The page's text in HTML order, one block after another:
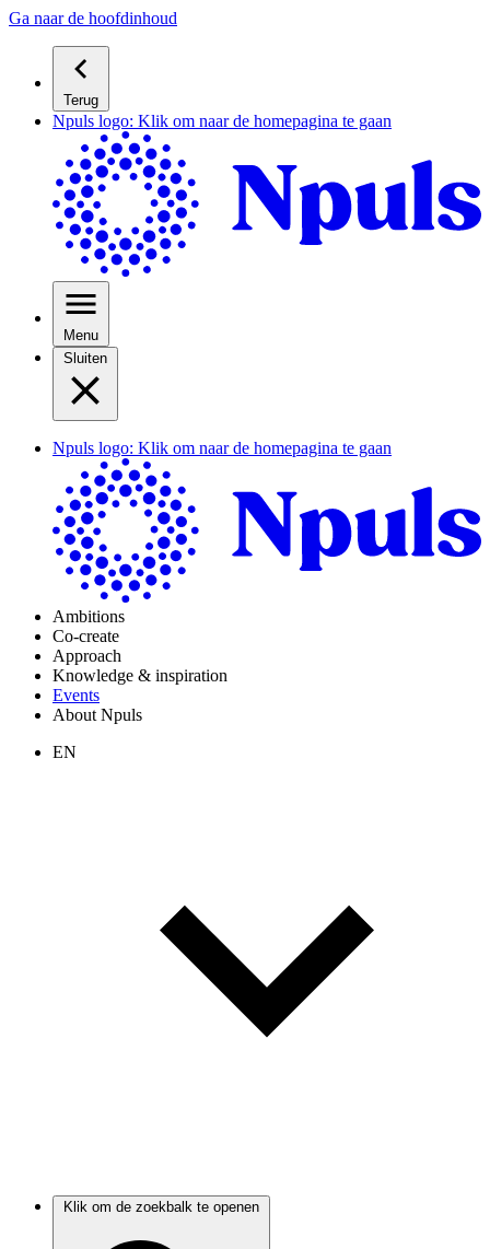
Ga naar de hoofdinhoud
Terug
Npuls logo: Klik om naar de homepagina te gaan
Menu
Sluiten
Npuls logo: Klik om naar de homepagina te gaan
Ambitions
Co-create
Approach
Knowledge & inspiration
Events
About Npuls
EN
Klik om de zoekbalk te openen